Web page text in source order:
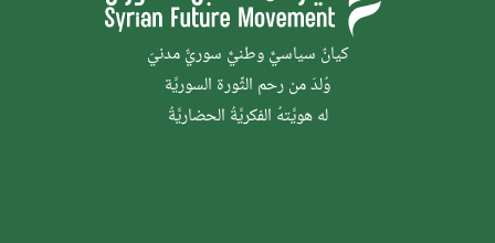
كيانٌ سياسيٌّ وطنيٌّ سوريٌّ مدنيّ
وُلدَ من رحم الثَّورة السوريَّة
له هويَّتهُ الفكريَّةُ الحضاريَّةُ